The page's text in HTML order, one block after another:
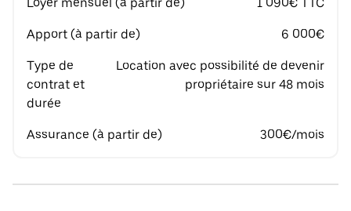
Apport (à partir de) 6 000€
Type de
contrat et
durée
Location avec possibilité de devenir
propriétaire sur 48 mois
Assurance (à partir de) 300€/mois